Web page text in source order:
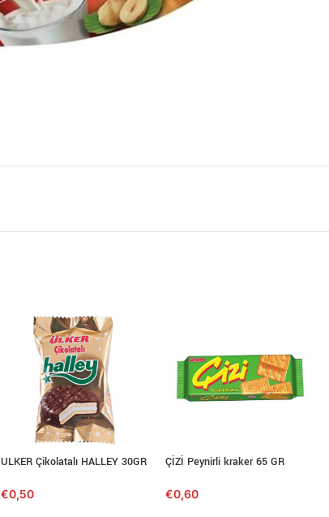
ULKER Çikolatalı HALLEY 30GR
€0,50
ÇİZİ Peynirli kraker 65 GR
€0,60